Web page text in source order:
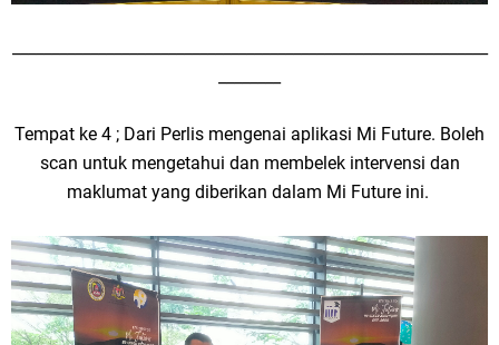
Tempat ke 4 ; Dari Perlis mengenai aplikasi Mi Future. Boleh
scan untuk mengetahui dan membelek intervensi dan
maklumat yang diberikan dalam Mi Future ini.